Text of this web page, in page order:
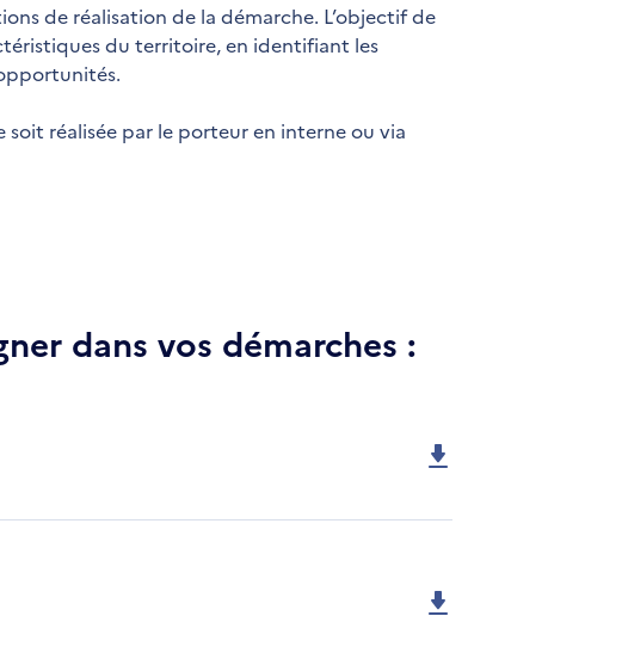
de réalisation de la démarche. L’objectif de
du territoire, en identifiant les
soit réalisée par le porteur en interne ou via
dans vos démarches :